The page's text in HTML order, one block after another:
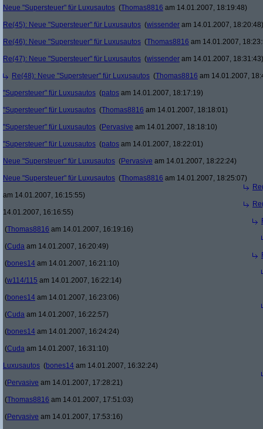
Neue "Supersteuer" für Luxusautos (Thomas8816 am 14.01.2007, 18:19:48)
Re(45): Neue "Supersteuer" für Luxusautos (wissender am 14.01.2007, 18:20:48)
Re(46): Neue "Supersteuer" für Luxusautos (Thomas8816 am 14.01.2007,
Re(47): Neue "Supersteuer" für Luxusautos (wissender am 14.01.2007, 18:31:43)
Re(48): Neue "Supersteuer" für Luxusautos (Thomas8816 am 14.01.2007,
"Supersteuer" für Luxusautos (patos am 14.01.2007, 18:17:19)
"Supersteuer" für Luxusautos (Thomas8816 am 14.01.2007, 18:18:01)
"Supersteuer" für Luxusautos (Pervasive am 14.01.2007, 18:18:10)
"Supersteuer" für Luxusautos (patos am 14.01.2007, 18:22:01)
Neue "Supersteuer" für Luxusautos (Pervasive am 14.01.2007, 18:22:24)
Neue "Supersteuer" für Luxusautos (Thomas8816 am 14.01.2007, 18:25:07)
am 14.01.2007, 16:15:55)
14.01.2007, 16:16:55)
(Thomas8816 am 14.01.2007, 16:19:16)
(Cuda am 14.01.2007, 16:20:49)
(bones14 am 14.01.2007, 16:21:10)
(w114/115 am 14.01.2007, 16:22:14)
(bones14 am 14.01.2007, 16:23:06)
(Cuda am 14.01.2007, 16:22:57)
(bones14 am 14.01.2007, 16:24:24)
(Cuda am 14.01.2007, 16:31:10)
Luxusautos (bones14 am 14.01.2007, 16:32:24)
(Pervasive am 14.01.2007, 17:28:21)
(Thomas8816 am 14.01.2007, 17:51:03)
(Pervasive am 14.01.2007, 17:53:16)